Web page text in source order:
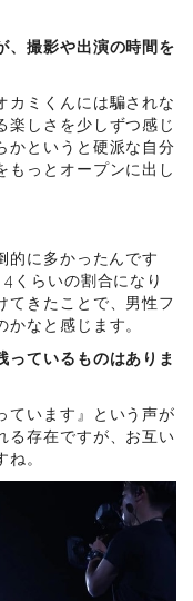
撮影や出演の時間を
カミくんには騙されな
楽しさを少しずつ感じ
かというと硬派な自分
もっとオープンに出し
的に多かったんです
くらいの割合になり
てきたことで、男性フ
なと感じます。
ているものはありま
ています』という声が
る存在ですが、お互い
。